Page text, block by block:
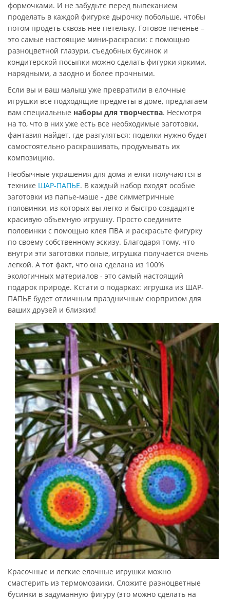
формочками. И не забудьте перед выпеканием
проделать в каждой фигурке дырочку побольше, чтобы
потом продеть сквозь нее петельку. Готовое печенье –
это самые настоящие мини-раскраски: с помощью
разноцветной глазури, съедобных бусинок и
кондитерской посыпки можно сделать фигурки яркими,
нарядными, а заодно и более прочными.
Если вы и ваш малыш уже превратили в елочные
игрушки все подходящие предметы в доме, предлагаем
вам специальные наборы для творчества. Несмотря
на то, что в них уже есть все необходимые заготовки,
фантазия найдет, где разгуляться: поделки нужно будет
самостоятельно раскрашивать, продумывать их
композицию.
Необычные украшения для дома и елки получаются в
технике ШАР-ПАПЬЕ. В каждый набор входят особые
заготовки из папье-маше - две симметричные
половинки, из которых вы легко и быстро создадите
красивую объемную игрушку. Просто соедините
половинки с помощью клея ПВА и раскрасьте фигурку
по своему собственному эскизу. Благодаря тому, что
внутри эти заготовки полые, игрушка получается очень
легкой. А тот факт, что она сделана из 100%
экологичных материалов - это самый настоящий
подарок природе. Кстати о подарках: игрушка из ШАР-
ПАПЬЕ будет отличным праздничным сюрпризом для
ваших друзей и близких!
Красочные и легкие елочные игрушки можно
смастерить из термомозаики. Сложите разноцветные
бусинки в задуманную фигуру (это можно сделать на